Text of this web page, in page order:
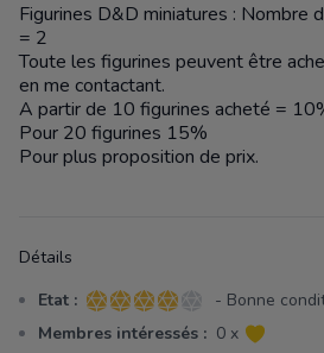
Description
Figurines D&D miniatures : Nombre
= 2
Toute les figurines peuvent être
en me contactant.
A partir de 10 figurines acheté =
Pour 20 figurines 15%
Pour plus proposition de prix.
Détails
Etat : 4 sur 5 étoiles
- Bonne
Membres intéressés : 0 x